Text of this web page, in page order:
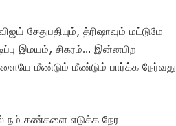
சேதுபதியும், த்ரிஷாவும் மட்டுமே
இமயம், சிகரம்… இன்னபிற
மீண்டும் மீண்டும் பார்க்க நேர்வது
நம் கண்களை எடுக்க நேர